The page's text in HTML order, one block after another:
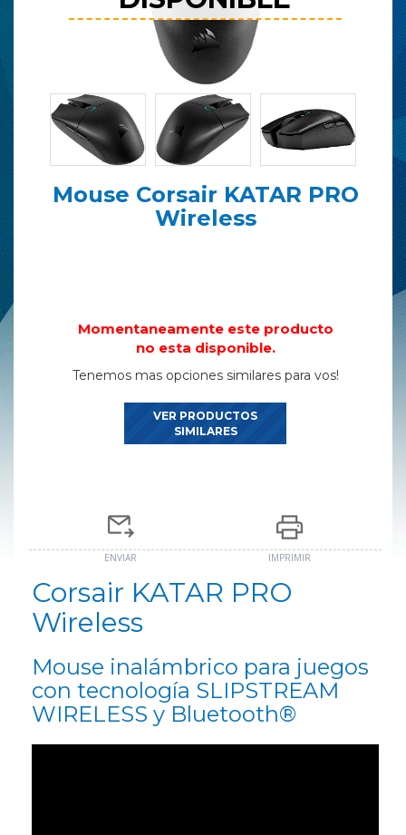
Mouse Corsair KATAR PRO
Wireless
Momentaneamente este producto
no esta disponible.
Tenemos mas opciones similares para vos!
VER PRODUCTOS
SIMILARES
ENVIAR IMPRIMIR
Corsair KATAR PRO
Wireless
Mouse inalámbrico para juegos
con tecnología SLIPSTREAM
WIRELESS y Bluetooth®